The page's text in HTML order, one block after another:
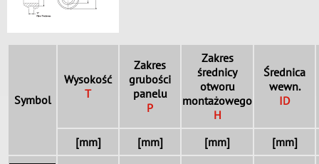
Symbol
Wysokość
T
Zakres
grubości
panelu
P
Zakres
średnicy
otworu
montażowego
H
Średnica
wewn.
ID
[mm] [mm] [mm] [mm]